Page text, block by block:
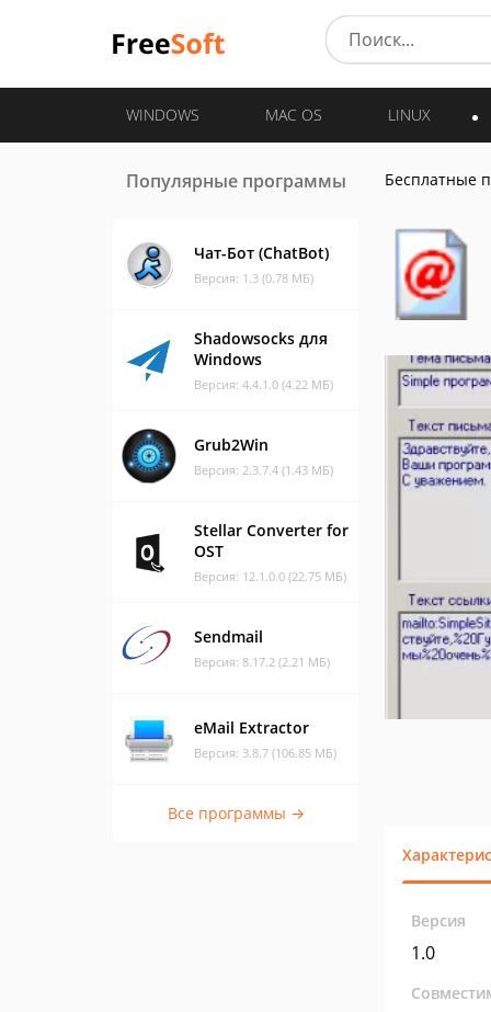
WINDOWS MAC OS LINUX
Популярные программы
Чат-Бот (ChatBot)
Версия: 1.3 (0.78 МБ)
Shadowsocks для
Windows
Версия: 4.4.1.0 (4.22 МБ)
Grub2Win
Версия: 2.3.7.4 (1.43 МБ)
Stellar Converter for
OST
Версия: 12.1.0.0 (22.75 МБ)
Sendmail
Версия: 8.17.2 (2.21 МБ)
eMail Extractor
Версия: 3.8.7 (106.85 МБ)
Все программы →
Бесплатные
Версия
1.0